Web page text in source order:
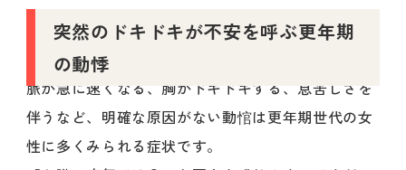
突然のドキドキが不安を呼ぶ更年期
の動悸
脈が急に速くなる、胸がドキドキする、息苦しさを
伴うなど、明確な原因がない動悺は更年期世代の女
性に多くみられる症状です。